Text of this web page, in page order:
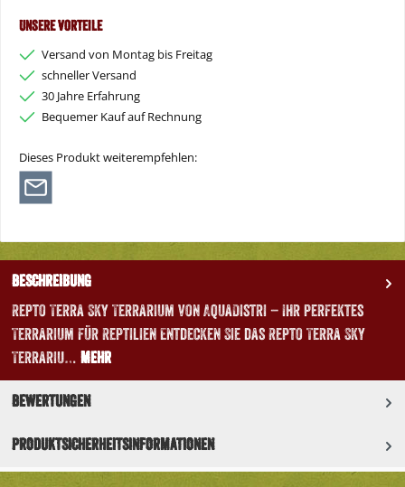
Unsere Vorteile
Versand von Montag bis Freitag
schneller Versand
30 Jahre Erfahrung
Bequemer Kauf auf Rechnung
Dieses Produkt weiterempfehlen:
Beschreibung
Repto Terra Sky Terrarium von AquaDistri – Ihr perfektes
Terrarium für Reptilien Entdecken Sie das Repto Terra Sky
Terrariu… Mehr
Bewertungen
Produktsicherheitsinformationen